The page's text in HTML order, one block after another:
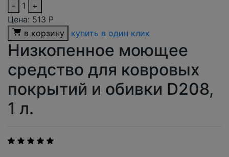
-
1
+
Цена: 513 Р
в корзину
купить в один клик
Низкопенное моющее
средство для ковровых
покрытий и обивки D208,
1 л.